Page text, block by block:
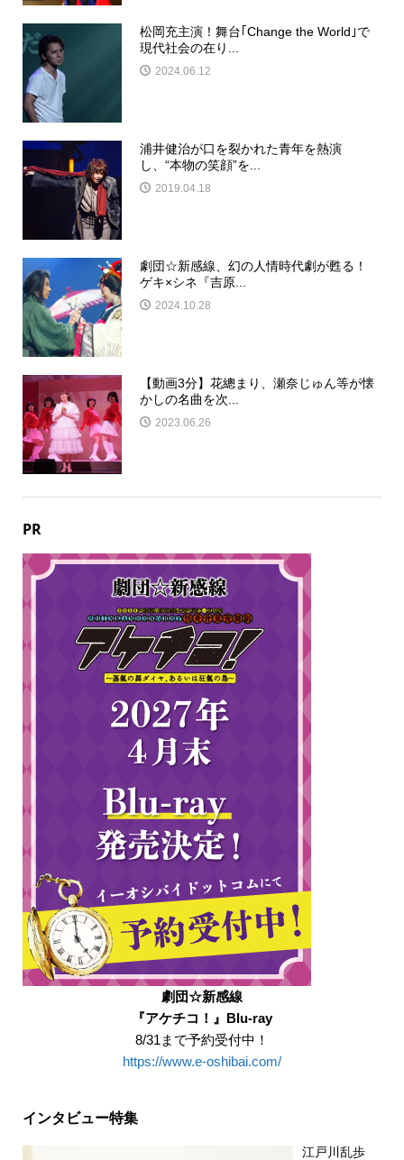
松岡充主演！舞台｢Change the World｣で
現代社会の在り...
2024.06.12
浦井健治が口を裂かれた青年を熱演
し、“本物の笑顔”を...
2019.04.18
劇団☆新感線、幻の人情時代劇が甦る！
ゲキ×シネ『吉原...
2024.10.28
【動画3分】花總まり、瀬奈じゅん等が懐
かしの名曲を次...
2023.06.26
PR
劇団☆新感線
『アケチコ！』Blu-ray
8/31まで予約受付中！
https://www.e-oshibai.com/
インタビュー特集
江戸川乱歩